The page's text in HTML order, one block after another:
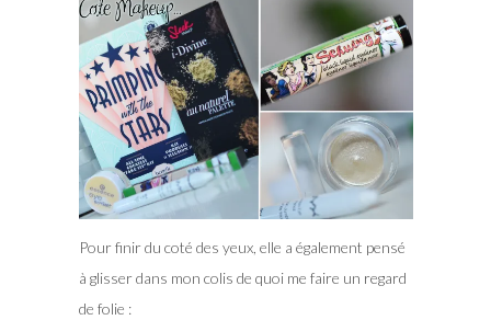
Pour finir du coté des yeux, elle a également pensé
à glisser dans mon colis de quoi me faire un regard
de folie :